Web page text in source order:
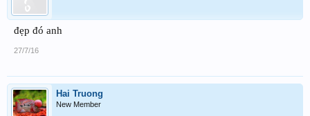
đẹp đó anh
27/7/16
Hai Truong
New Member